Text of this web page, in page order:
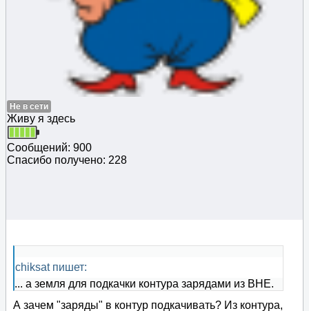
Не в сети
Живу я здесь
Сообщений: 900
Спасибо получено: 228
chiksat пишет:
... а земля для подкачки контура зарядами из ВНЕ.
А зачем "заряды" в контур подкачивать? Из контура,